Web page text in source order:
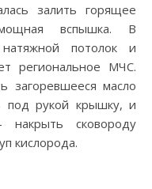
залить горящее
вспышка. В
потолок и
региональное МЧС.
загоревшееся масло
под рукой крышку, и
накрыть сковороду
кислорода.